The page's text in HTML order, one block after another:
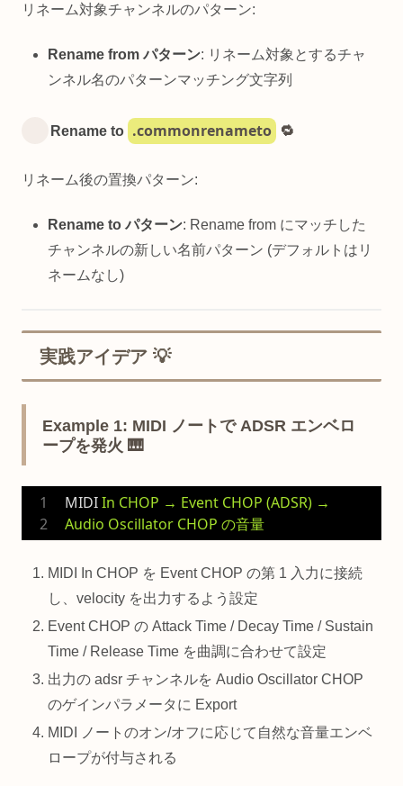
リネーム対象チャンネルのパターン:
Rename from パターン: リネーム対象とするチャ
ンネル名のパターンマッチング文字列
Rename to .commonrenameto 🔁
リネーム後の置換パターン:
Rename to パターン: Rename from にマッチした
チャンネルの新しい名前パターン (デフォルトはリ
ネームなし)
実践アイデア 💡
Example 1: MIDI ノートで ADSR エンベロ
ープを発火 🎹
MIDIIn CHOP → Event CHOP (ADSR) →
Audio Oscillator CHOP の音量
MIDI In CHOP を Event CHOP の第 1 入力に接続
し、velocity を出力するよう設定
Event CHOP の Attack Time / Decay Time / Sustain
Time / Release Time を曲調に合わせて設定
出力の adsr チャンネルを Audio Oscillator CHOP
のゲインパラメータに Export
MIDI ノートのオン/オフに応じて自然な音量エンベ
ロープが付与される